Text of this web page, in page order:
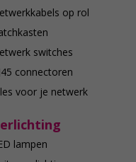
op rol
switches
connectoren
voor je netwerk
lampen